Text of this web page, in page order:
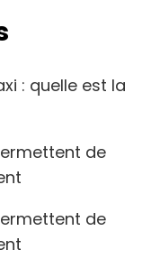
: quelle est la
de
de